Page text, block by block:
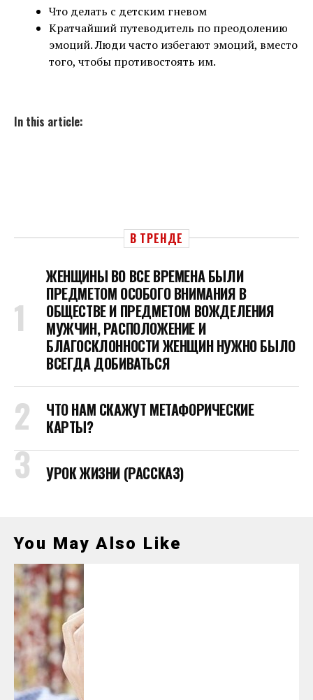
Что делать с детским гневом
Кратчайший путеводитель по преодолению
эмоций. Люди часто избегают эмоций, вместо
того, чтобы противостоять им.
In this article:
В ТРЕНДЕ
ЖЕНЩИНЫ ВО ВСЕ ВРЕМЕНА БЫЛИ
ПРЕДМЕТОМ ОСОБОГО ВНИМАНИЯ В
ОБЩЕСТВЕ И ПРЕДМЕТОМ ВОЖДЕЛЕНИЯ
МУЖЧИН, РАСПОЛОЖЕНИЕ И
БЛАГОСКЛОННОСТИ ЖЕНЩИН НУЖНО БЫЛО
ВСЕГДА ДОБИВАТЬСЯ
ЧТО НАМ СКАЖУТ МЕТАФОРИЧЕСКИЕ
КАРТЫ?
УРОК ЖИЗНИ (РАССКАЗ)
You May Also Like